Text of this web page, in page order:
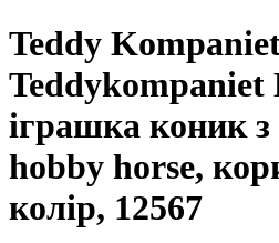
Teddy
Teddykompaniet
іграшка коник
hobby horse,
колір, 12567